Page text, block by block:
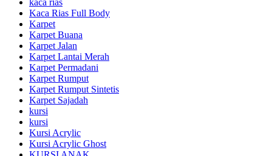
kaca rias
Kaca Rias Full Body
Karpet
Karpet Buana
Karpet Jalan
Karpet Lantai Merah
Karpet Permadani
Karpet Rumput
Karpet Rumput Sintetis
Karpet Sajadah
kursi
kursi
Kursi Acrylic
Kursi Acrylic Ghost